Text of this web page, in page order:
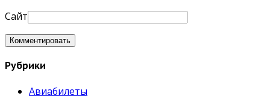
Сайт
Рубрики
Авиабилеты